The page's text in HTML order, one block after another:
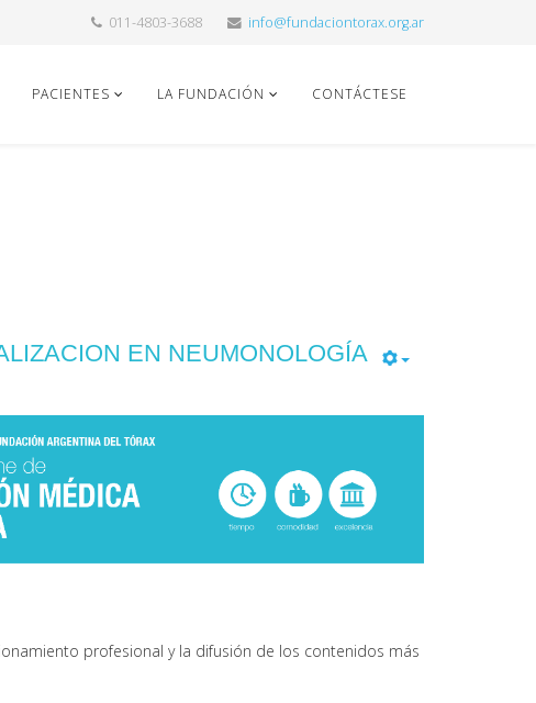
011-4803-3688 info@fundaciontorax.org.ar
PACIENTES LA FUNDACIÓN CONTÁCTESE
EN NEUMONOLOGÍA
profesional y la difusión de los contenidos más